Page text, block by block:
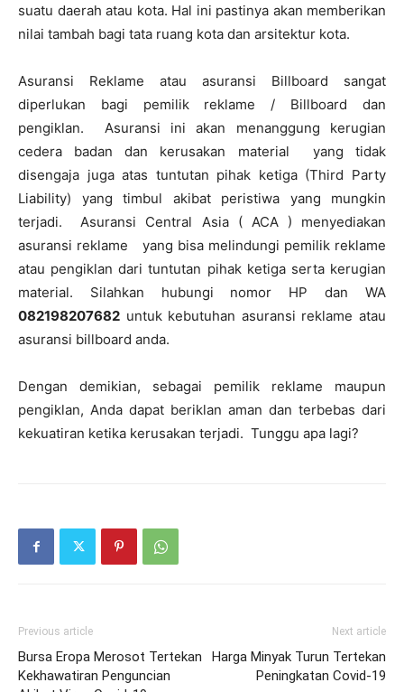
suatu daerah atau kota. Hal ini pastinya akan memberikan
nilai tambah bagi tata ruang kota dan arsitektur kota.
Asuransi Reklame atau asuransi Billboard sangat
diperlukan bagi pemilik reklame / Billboard dan
pengiklan. Asuransi ini akan menanggung kerugian
cedera badan dan kerusakan material yang tidak
disengaja juga atas tuntutan pihak ketiga (Third Party
Liability) yang timbul akibat peristiwa yang mungkin
terjadi. Asuransi Central Asia ( ACA ) menyediakan
asuransi reklame yang bisa melindungi pemilik reklame
atau pengiklan dari tuntutan pihak ketiga serta kerugian
material. Silahkan hubungi nomor HP dan WA
082198207682 untuk kebutuhan asuransi reklame atau
asuransi billboard anda.
Dengan demikian, sebagai pemilik reklame maupun
pengiklan, Anda dapat beriklan aman dan terbebas dari
kekuatiran ketika kerusakan terjadi. Tunggu apa lagi?
Previous article
Bursa Eropa Merosot Tertekan
Kekhawatiran Penguncian
Next article
Harga Minyak Turun Tertekan
Peningkatan Covid-19